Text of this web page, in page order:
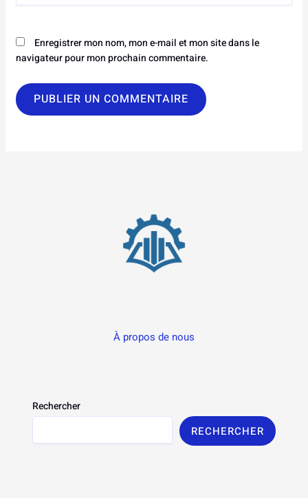
Enregistrer mon nom, mon e-mail et mon site dans le
navigateur pour mon prochain commentaire.
À propos de nous
Rechercher
RECHERCHER